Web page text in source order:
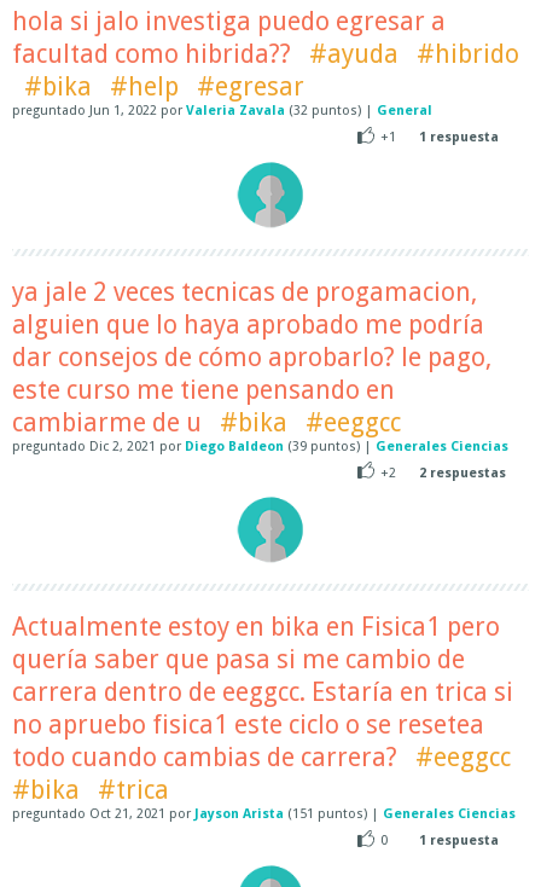
hola si jalo investiga puedo egresar a
facultad como hibrida??
#ayuda
#hibrido
#bika
#help #egresar
preguntado Jun 1, 2022 por Valeria Zavala (32 puntos) | General
+1
1 respuesta
ya jale 2 veces tecnicas de progamacion,
alguien que lo haya aprobado me podría
dar consejos de cómo aprobarlo? le pago,
este curso me tiene pensando en
cambiarme de u
#bika #eeggcc
preguntado Dic 2, 2021 por Diego Baldeon (39 puntos) | Generales Ciencias
+2
2 respuestas
Actualmente estoy en bika en Fisica1 pero
quería saber que pasa si me cambio de
carrera dentro de eeggcc. Estaría en trica si
no apruebo fisica1 este ciclo o se resetea
todo cuando cambias de carrera?
#eeggcc
#bika
#trica
preguntado Oct 21, 2021 por Jayson Arista (151 puntos) | Generales Ciencias
0
1 respuesta